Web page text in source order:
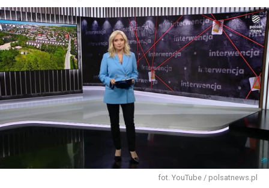
fot. YouTube / polsatnews.pl